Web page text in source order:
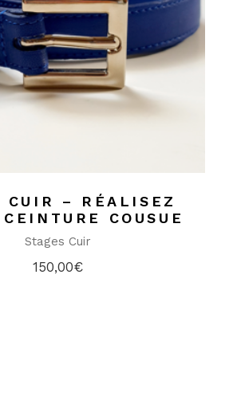
CUIR – RÉALISEZ
COUSUE
Stages Cuir
150,00€